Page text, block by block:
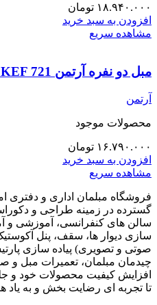
۱۸.۹۴۰.۰۰۰ تومان
افزودن به سبد خرید
مشاهده سریع
مبل دو نفره آرتمن Artman KEF 721
آرتمن
محصولات موجود
۱۶.۷۹۰.۰۰۰ تومان
افزودن به سبد خرید
مشاهده سریع
فروشگاه مبلمان اداری و دفتری
گسترده در زمینه طراحی و
سالن های کنفرانسی، آموزشی و
سازی دیوار ها، سقف، پنل
صوتی و تصویری) پیاده سازی
چیدمان مبلمان، تعمیرات مبل و
افزایش کیفیت محصولات خود
تا تجربه ای رضایت بخش و به یاد